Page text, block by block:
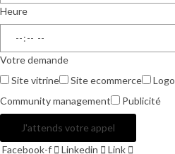
Heure
Votre demande
Site vitrine
Site ecommerce Logo
Community management
Publicité
J'attends votre appel
Facebook-f
Linkedin Link